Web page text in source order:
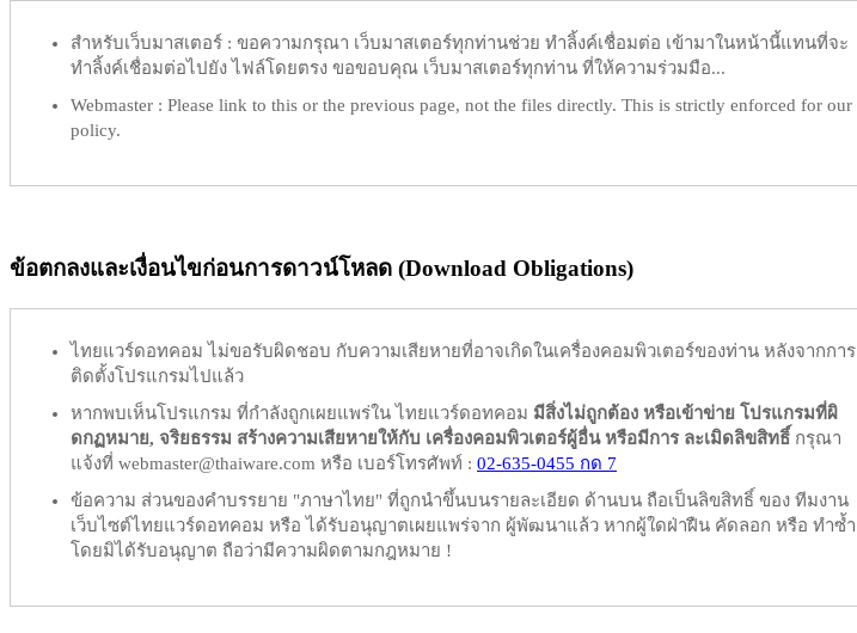
สำหรับเว็บมาสเตอร์ : ขอความกรุณา เว็บมาสเตอร์ทุกท่านช่วย ทำลิ้งค์เชื่อมต่อ เข้ามาในหน้านี้แทนที่จะ
ทำลิ้งค์เชื่อมต่อไปยัง ไฟล์โดยตรง ขอขอบคุณ เว็บมาสเตอร์ทุกท่าน ที่ให้ความร่วมมือ...
Webmaster : Please link to this or the previous page, not the files directly. This is strictly enforced for our
policy.
ข้อตกลงและเงื่อนไขก่อนการดาวน์โหลด (Download Obligations)
ไทยแวร์ดอทคอม ไม่ขอรับผิดชอบ กับความเสียหายที่อาจเกิดในเครื่องคอมพิวเตอร์ของท่าน หลังจากการ
ติดตั้งโปรแกรมไปแล้ว
หากพบเห็นโปรแกรม ที่กำลังถูกเผยแพร่ใน ไทยแวร์ดอทคอม มีสิ่งไม่ถูกต้อง หรือเข้าข่าย โปรแกรมที่ผิ
ดกฏหมาย, จริยธรรม สร้างความเสียหายให้กับ เครื่องคอมพิวเตอร์ผู้อื่น หรือมีการ ละเมิดลิขสิทธิ์ กรุณา
แจ้งที่ webmaster@thaiware.com หรือ เบอร์โทรศัพท์ : 02-635-0455 กด 7
ข้อความ ส่วนของคำบรรยาย "ภาษาไทย" ที่ถูกนำขึ้นบนรายละเอียด ด้านบน ถือเป็นลิขสิทธิ์ ของ ทีมงาน
เว็บไซต์ไทยแวร์ดอทคอม หรือ ได้รับอนุญาตเผยแพร่จาก ผู้พัฒนาแล้ว หากผู้ใดฝ่าฝืน คัดลอก หรือ ทำซ้ำ
โดยมิได้รับอนุญาต ถือว่ามีความผิดตามกฎหมาย !